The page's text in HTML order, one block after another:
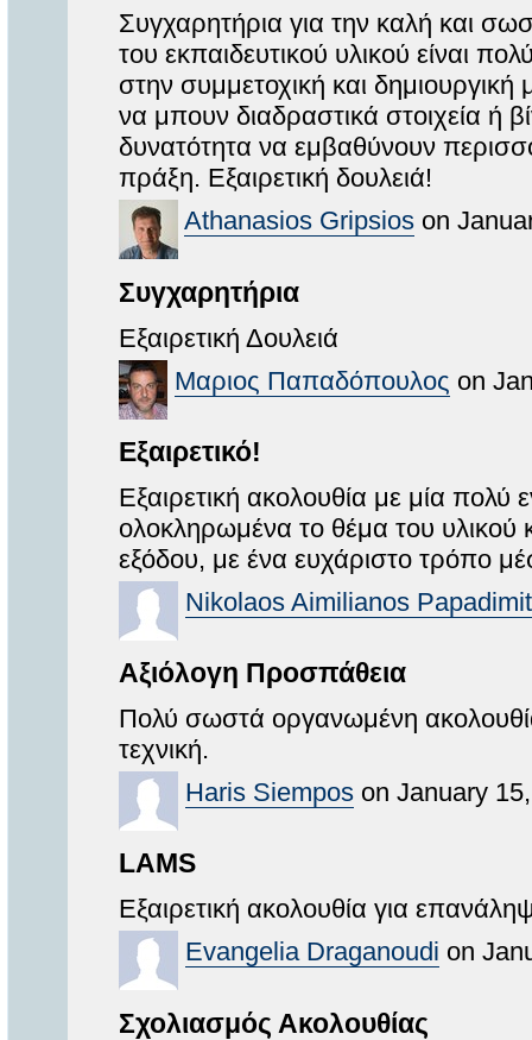
Συγχαρητήρια ͏για͏ την καλή και
του εκπαι͏δευτικού υλικού είναι
στην συμμετοχική και
να μπουν δια͏δραστικά στοιχεία ή
͏δυνατότητα να εμβαθύνουν
πράξη. Εξαιρετική δουλειά!
Athanasios Gripsios on
Συγχαρητήρια
Εξαιρετική Δουλειά
Μαριος Παπαδόπουλος on
Εξαιρετικό!
Εξαιρετική ακολουθία με μία
ολοκληρωμένα το θέμα του υλικού
εξόδου, με ένα ευχάριστο τρόπο
Nikolaos Aimilianos
Αξιόλογη Προσπάθεια
Πολύ σωστά οργανωμένη
τεχνική.
Haris Siempos on January
LAMS
Εξαιρετική ακολουθία για
Evangelia Draganoudi on
Σχολιασμός Ακολουθίας